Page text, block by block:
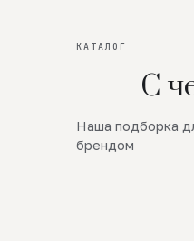
КАТАЛОГ
С
Наша подборка
брендом
Новинки
SALE